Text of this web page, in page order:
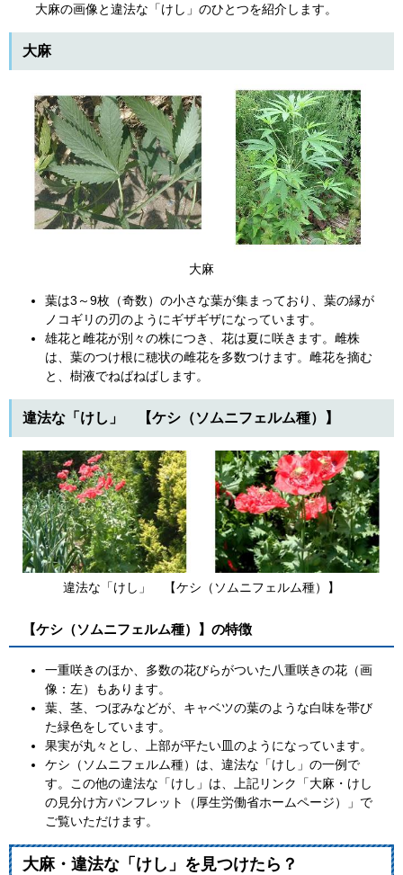
大麻の画像と違法な「けし」のひとつを紹介します。
大麻
大麻
葉は3～9枚（奇数）の小さな葉が集まっており、葉の縁が
ノコギリの刃のようにギザギザになっています。
雄花と雌花が別々の株につき、花は夏に咲きます。雌株
は、葉のつけ根に穂状の雌花を多数つけます。雌花を摘む
と、樹液でねばねばします。
違法な「けし」 【ケシ（ソムニフェルム種）】
違法な「けし」 【ケシ（ソムニフェルム種）】
【ケシ（ソムニフェルム種）】の特徴
一重咲きのほか、多数の花びらがついた八重咲きの花（画
像：左）もあります。
葉、茎、つぼみなどが、キャベツの葉のような白味を帯び
た緑色をしています。
果実が丸々とし、上部が平たい皿のようになっています。
ケシ（ソムニフェルム種）は、違法な「けし」の一例で
す。この他の違法な「けし」は、上記リンク「大麻・けし
の見分け方パンフレット（厚生労働省ホームページ）」で
ご覧いただけます。
大麻・違法な「けし」を見つけたら？